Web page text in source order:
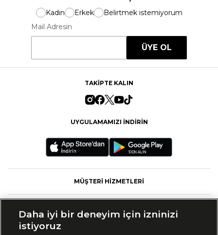
Kadın Erkek
Belirtmek istemiyorum
Mail Adresin
ÜYE OL
TAKİPTE KALIN
UYGULAMAMIZI İNDİRİN
MÜŞTERİ HİZMETLERİ
Daha iyi bir deneyim için izninizi
istiyoruz